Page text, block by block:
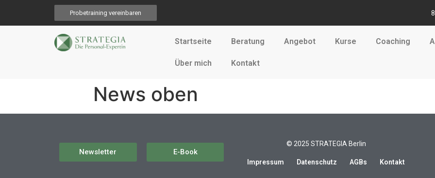
Probetraining vereinbaren
Startseite Beratung Angebot Kurse Coaching
Über mich Kontakt
News oben
Newsletter E-Book
© 2025 STRATEGIA Berlin
Impressum Datenschutz AGBs Kontakt